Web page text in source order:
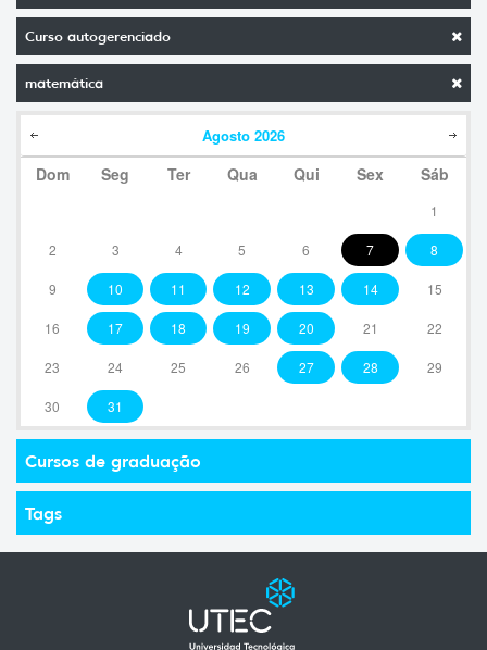
Curso autogerenciado
matemática
Agosto 2026
Dom Seg Ter Qua Qui Sex Sáb
1
2 3 4 5 6 7 8
9 10 11 12 13 14 15
16 17 18 19 20 21 22
23 24 25 26 27 28 29
30 31
Cursos de graduação
Tags